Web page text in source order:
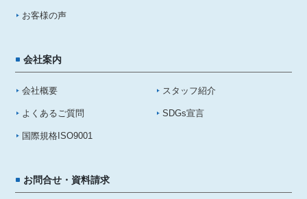
お客様の声
会社案内
会社概要 スタッフ紹介
よくあるご質問 SDGs宣言
国際規格ISO9001
お問合せ・資料請求